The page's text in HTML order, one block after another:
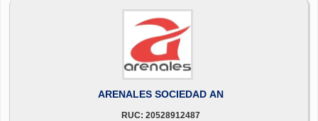
ARENALES SOCIEDAD AN
RUC: 20528912487